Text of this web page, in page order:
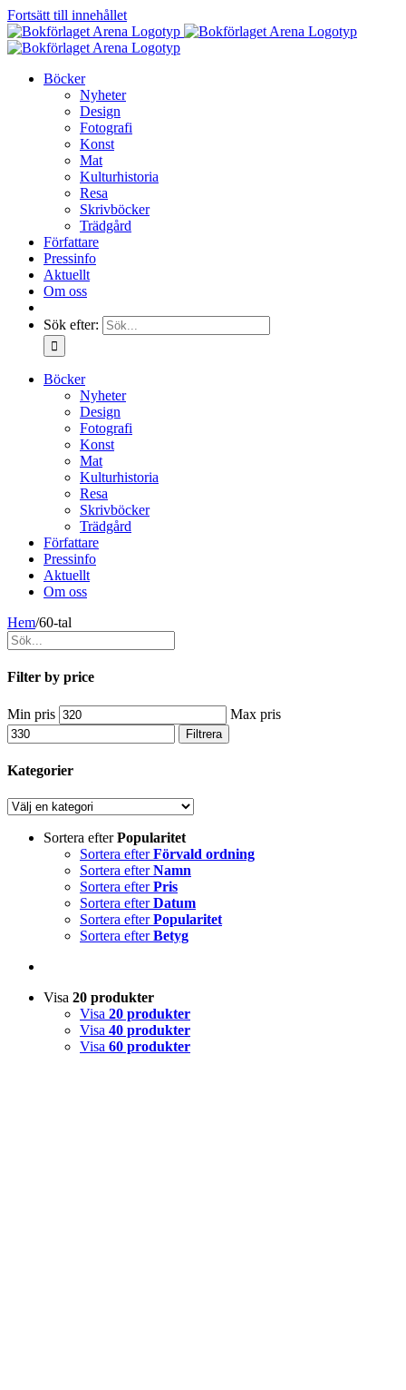
Fortsätt till innehållet
Böcker
Nyheter
Design
Fotografi
Konst
Mat
Kulturhistoria
Resa
Skrivböcker
Trädgård
Författare
Pressinfo
Aktuellt
Om oss
Sök efter:
Böcker
Nyheter
Design
Fotografi
Konst
Mat
Kulturhistoria
Resa
Skrivböcker
Trädgård
Författare
Pressinfo
Aktuellt
Om oss
Hem/60-tal
Filter by price
Min pris Max pris
Filtrera
Kategorier
Sortera efterPopularitet
Sortera efterFörvald ordning
Sortera efterNamn
Sortera efterPris
Sortera efterDatum
Sortera efterPopularitet
Sortera efterBetyg
Visa 20 produkter
Visa 20 produkter
Visa 40 produkter
Visa 60 produkter